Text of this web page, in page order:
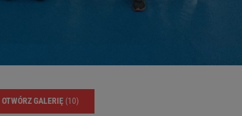
OTWÓRZ GALERIĘ (10)